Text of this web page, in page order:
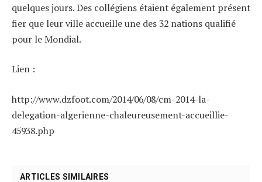
quelques jours. Des collégiens étaient également présent
fier que leur ville accueille une des 32 nations qualifié
pour le Mondial.
Lien :
http://www.dzfoot.com/2014/06/08/cm-2014-la-
delegation-algerienne-chaleureusement-accueillie-
45938.php
ARTICLES SIMILAIRES